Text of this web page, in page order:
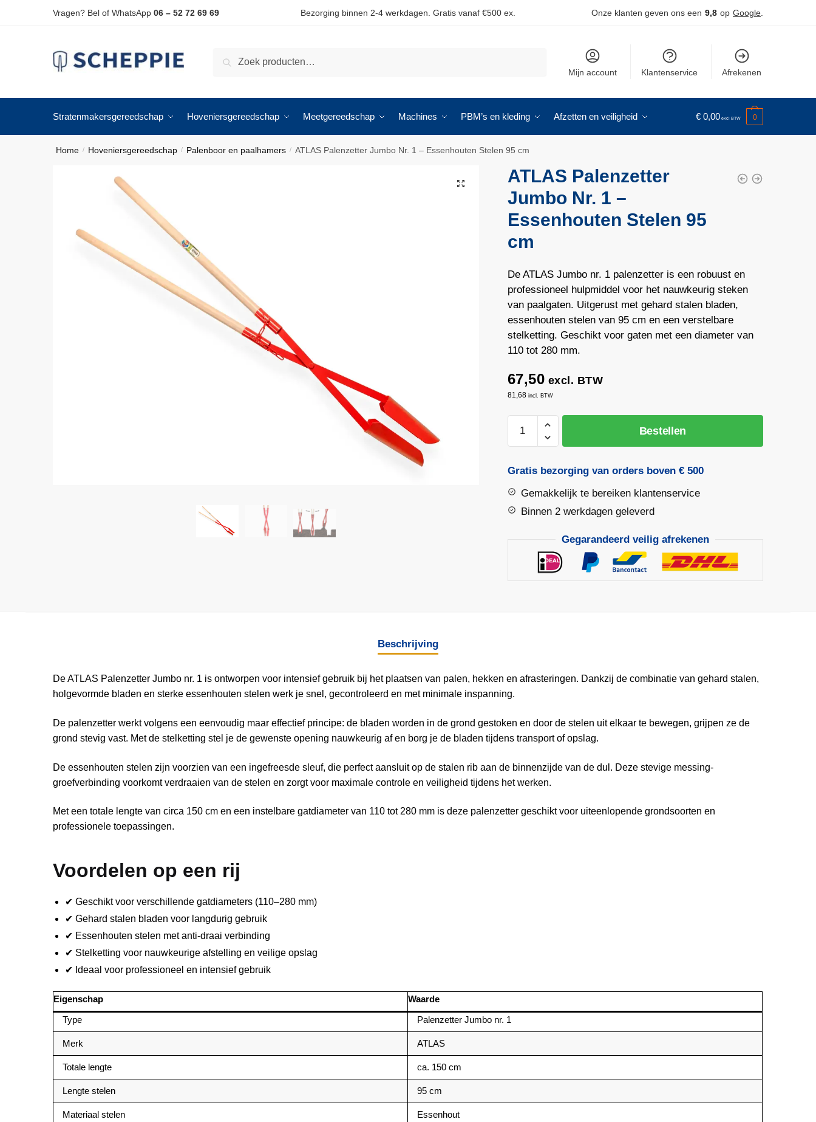
Vragen? Bel of WhatsApp 06 – 52 72 69 69 Bezorging binnen 2-4 werkdagen. Gratis vanaf €500 ex. Onze klanten geven ons een 9,8 op Google
Zoeken
Mijn account Klantenservice Afrekenen
Stratenmakersgereedschap Hoveniersgereedschap Meetgereedschap Machines PBM’s en kleding Afzetten en veiligheid € 0,00 0
Home / Hoveniersgereedschap / Palenboor en paalhamers / ATLAS Palenzetter Jumbo Nr. 1 – Essenhouten Stelen 95 cm
🔍
ATLAS Palenzetter
Jumbo Nr. 1 –
Essenhouten Stelen 95
cm
De ATLAS Jumbo nr. 1 palenzetter is een robuust en
professioneel hulpmiddel voor het nauwkeurig steken
van paalgaten. Uitgerust met gehard stalen bladen,
essenhouten stelen van 95 cm en een verstelbare
stelketting. Geschikt voor gaten met een diameter van
110 tot 280 mm.
67,50 excl. BTW
81,68incl. BTW
Palenzetter
Nr.
–
Essenhouten
Bestellen
Gratis bezorging van orders boven € 500
Gemakkelijk te bereiken klantenservice
Binnen 2 werkdagen geleverd
Gegarandeerd veilig afrekenen
Beschrijving
De ATLAS Palenzetter Jumbo nr. 1 is ontworpen voor intensief gebruik bij het plaatsen van palen, hekken en afrasteringen. Dankzij de combinatie van gehard stalen,
holgevormde bladen en sterke essenhouten stelen werk je snel, gecontroleerd en met minimale inspanning.
De palenzetter werkt volgens een eenvoudig maar effectief principe: de bladen worden in de grond gestoken en door de stelen uit elkaar te bewegen, grijpen ze de
grond stevig vast. Met de stelketting stel je de gewenste opening nauwkeurig af en borg je de bladen tijdens transport of opslag.
De essenhouten stelen zijn voorzien van een ingefreesde sleuf, die perfect aansluit op de stalen rib aan de binnenzijde van de dul. Deze stevige messing-
groefverbinding voorkomt verdraaien van de stelen en zorgt voor maximale controle en veiligheid tijdens het werken.
Met een totale lengte van circa 150 cm en een instelbare gatdiameter van 110 tot 280 mm is deze palenzetter geschikt voor uiteenlopende grondsoorten en
professionele toepassingen.
Voordelen op een rij
✔ Geschikt voor verschillende gatdiameters (110–280 mm)
✔ Gehard stalen bladen voor langdurig gebruik
✔ Essenhouten stelen met anti-draai verbinding
✔ Stelketting voor nauwkeurige afstelling en veilige opslag
✔ Ideaal voor professioneel en intensief gebruik
Eigenschap
Waarde
Type
Palenzetter Jumbo nr. 1
Merk ATLAS
Totale lengte ca. 150 cm
Lengte stelen 95 cm
Materiaal stelen Essenhout